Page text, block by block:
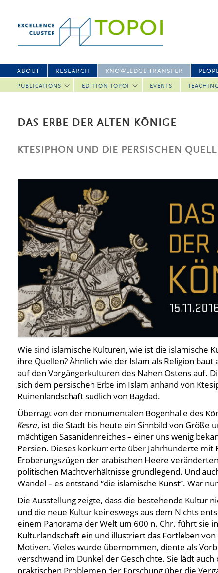
ABOUT RESEARCH KNOWLEDGE TRANSFER
PUBLICATIONS EDITION TOPOI EVENTS
DAS ERBE DER ALTEN KÖNIGE
KTESIPHON UND DIE PERSISCHEN
Wie sind islamische Kulturen, wie ist die islamische
ihre Quellen? Ähnlich wie der Islam als Religion baut
auf den Vorgängerkulturen des Nahen Ostens auf.
sich dem persischen Erbe im Islam anhand von
Ruinenlandschaft südlich von Bagdad.
Überragt von der monumentalen Bogenhalle des
Kesra, ist die Stadt bis heute ein Sinnbild von Größe
mächtigen Sasanidenreiches – einer uns wenig
Persien. Dieses konkurrierte über Jahrhunderte mit
Eroberungszügen der arabischen Heere
politischen Machtverhältnisse grundlegend. Und
Wandel – es entstand “die islamische Kunst“. War
Die Ausstellung zeigte, dass die bestehende Kultur
und die neue Kultur keineswegs aus dem Nichts
einem Panorama der Welt um 600 n. Chr. führt sie
Kulturlandschaft ein und illustriert das Fortleben
Motiven. Vieles wurde übernommen, diente als
verschwand im Dunkel der Geschichte. Sie lädt auch
praktischen Problemen der Forschung über die